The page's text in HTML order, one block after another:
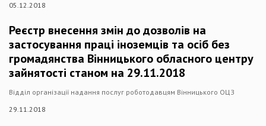
05.12.2018
Реєстр внесення змін до дозволів на
застосування праці іноземців та осіб без
громадянства Вінницького обласного центру
зайнятості станом на 29.11.2018
Відділ організації надання послуг роботодавцям Вінницького ОЦЗ
29.11.2018